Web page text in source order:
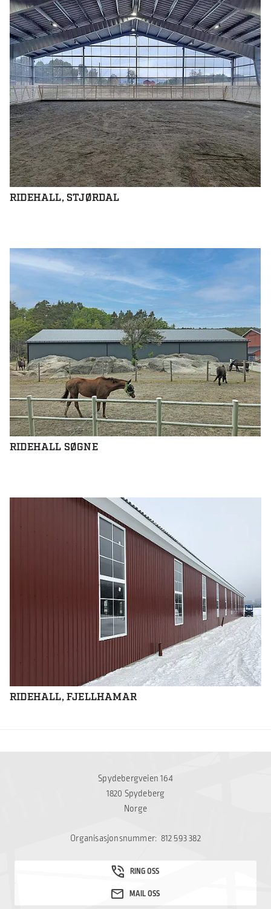
RIDEHALL, STJØRDAL
RIDEHALL SØGNE
RIDEHALL, FJELLHAMAR
Spydebergveien 164
1820 Spydeberg
Norge
Organisasjonsnummer: 812 593 382